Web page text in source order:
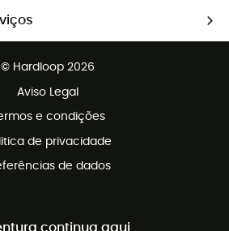
100 dias
© Hardloop 2026
Aviso Legal
e condições
de privacidade
de dados
continua aqui